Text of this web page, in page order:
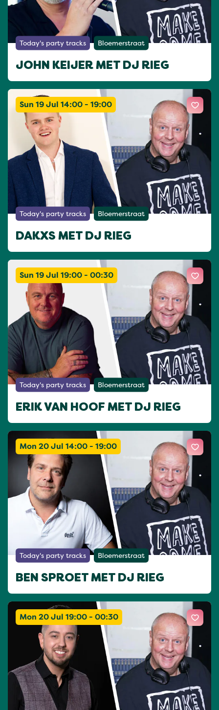
Today's party tracks Bloemerstraat
JOHN KEIJER MET DJ RIEG
Sun 19 Jul 14:00 - 19:00
Today's party tracks Bloemerstraat
DAKXS MET DJ RIEG
Sun 19 Jul 19:00 - 00:30
Today's party tracks Bloemerstraat
ERIK VAN HOOF MET DJ RIEG
Mon 20 Jul 14:00 - 19:00
Today's party tracks Bloemerstraat
BEN SPROET MET DJ RIEG
Mon 20 Jul 19:00 - 00:30